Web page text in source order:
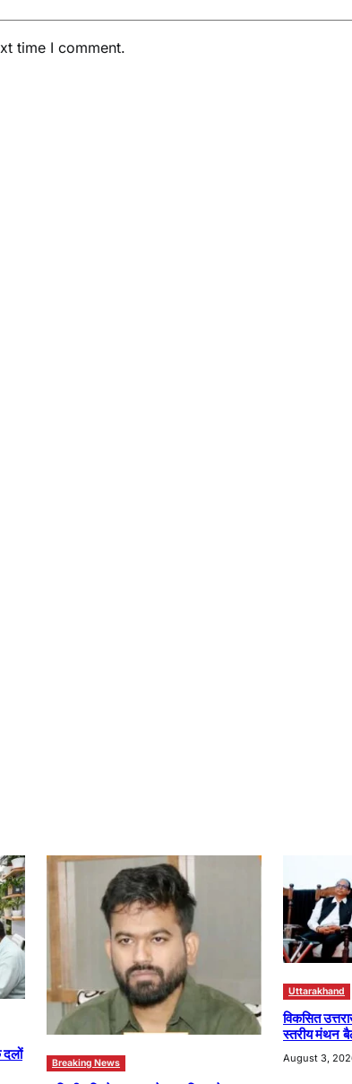
time I comment.
दलों
Breaking News
Uttarakhand
विकसित
स्तरीय मंथन
August 3,